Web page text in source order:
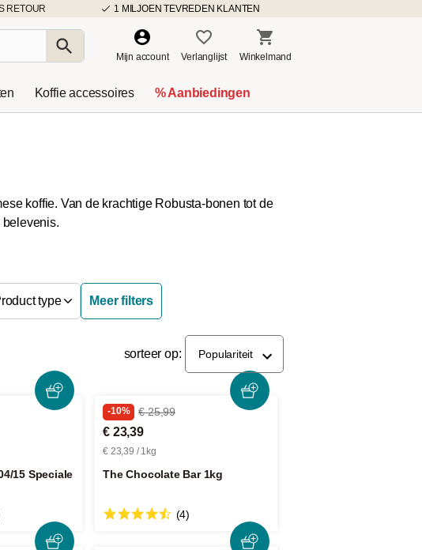
RETOUR 1 MILJOEN TEVREDEN KLANTEN
Mijn account Verlanglijst Winkelmand
Koffie accessoires % Aanbiedingen
koffie. Van de krachtige Robusta-bonen tot de
belevenis.
type Meer filters
sorteer op: Populariteit
15 Speciale
-10% € 25,99
€ 23,39
€ 23,39 / 1kg
The Chocolate Bar 1kg
(4)